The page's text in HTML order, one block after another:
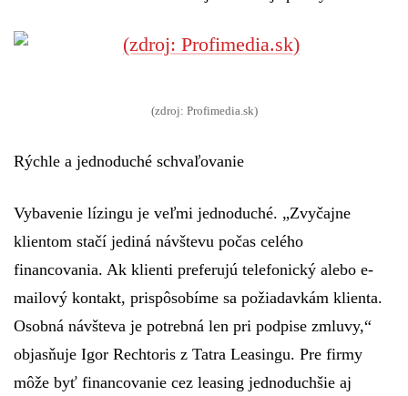
(zdroj: Profimedia.sk)
Rýchle a jednoduché schvaľovanie
Vybavenie lízingu je veľmi jednoduché. „Zvyčajne
klientom stačí jediná návštevu počas celého
financovania. Ak klienti preferujú telefonický alebo e-
mailový kontakt, prispôsobíme sa požiadavkám klienta.
Osobná návšteva je potrebná len pri podpise zmluvy,“
objasňuje Igor Rechtoris z Tatra Leasingu. Pre firmy
môže byť financovanie cez leasing jednoduchšie aj